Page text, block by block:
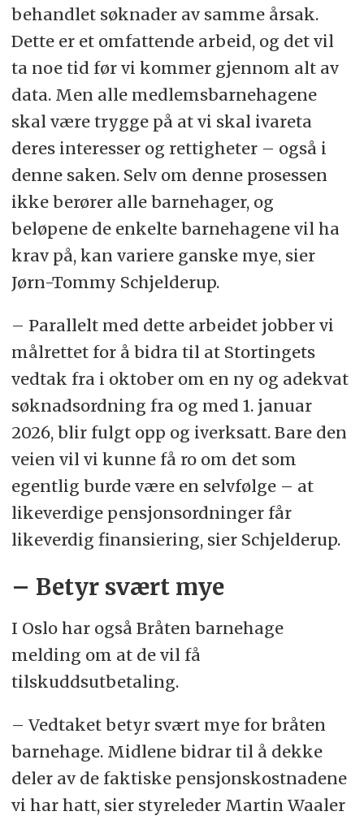
behandlet søknader av samme årsak.
Dette er et omfattende arbeid, og det vil
ta noe tid før vi kommer gjennom alt av
data. Men alle medlemsbarnehagene
skal være trygge på at vi skal ivareta
deres interesser og rettigheter – også i
denne saken. Selv om denne prosessen
ikke berører alle barnehager, og
beløpene de enkelte barnehagene vil ha
krav på, kan variere ganske mye, sier
Jørn-Tommy Schjelderup.
– Parallelt med dette arbeidet jobber vi
målrettet for å bidra til at Stortingets
vedtak fra i oktober om en ny og adekvat
søknadsordning fra og med 1. januar
2026, blir fulgt opp og iverksatt. Bare den
veien vil vi kunne få ro om det som
egentlig burde være en selvfølge – at
likeverdige pensjonsordninger får
likeverdig finansiering, sier Schjelderup.
– Betyr svært mye
I Oslo har også Bråten barnehage
melding om at de vil få
tilskuddsutbetaling.
– Vedtaket betyr svært mye for bråten
barnehage. Midlene bidrar til å dekke
deler av de faktiske pensjonskostnadene
vi har hatt, sier styreleder Martin Waaler